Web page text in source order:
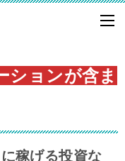
ョンが含ま
稼げる投資な